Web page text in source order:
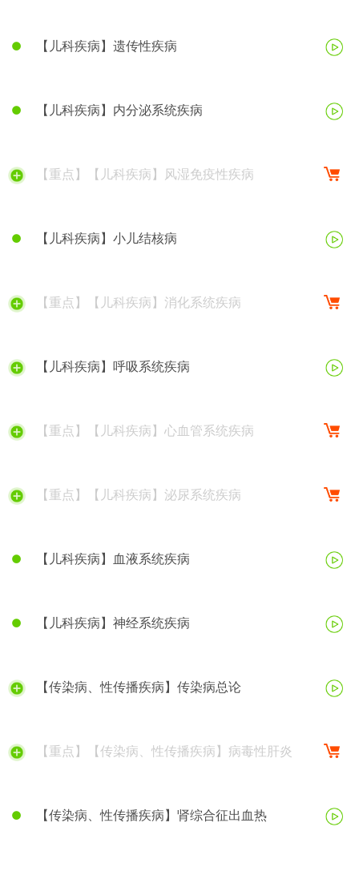
【儿科疾病】遗传性疾病
【儿科疾病】内分泌系统疾病
【重点】【儿科疾病】风湿免疫性疾病
【儿科疾病】小儿结核病
【重点】【儿科疾病】消化系统疾病
【儿科疾病】呼吸系统疾病
【重点】【儿科疾病】心血管系统疾病
【重点】【儿科疾病】泌尿系统疾病
【儿科疾病】血液系统疾病
【儿科疾病】神经系统疾病
【传染病、性传播疾病】传染病总论
【重点】【传染病、性传播疾病】病毒性肝炎
【传染病、性传播疾病】肾综合征出血热